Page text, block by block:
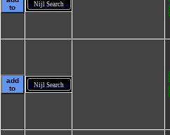
to
Nijl Search
add
to
Nijl Search